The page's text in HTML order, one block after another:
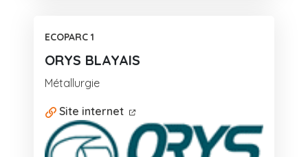
ECOPARC 1
ORYS BLAYAIS
Métallurgie
Site internet